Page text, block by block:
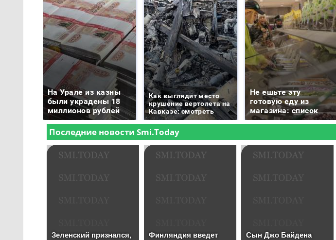
На Урале из казны
были украдены 18
миллионов рублей
Как выглядит место
крушение вертолета на
Кавказе: смотреть
Не ешьте эту
готовую еду из
магазина: список